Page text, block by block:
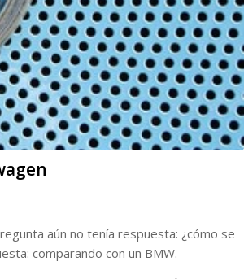
aún no tenía respuesta: ¿cómo se
comparando con un BMW.